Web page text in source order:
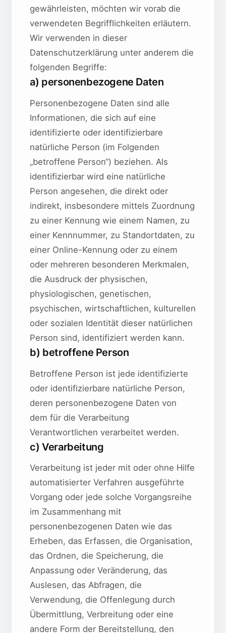
gewährleisten, möchten wir vorab die
verwendeten Begrifflichkeiten erläutern.
Wir verwenden in dieser
Datenschutzerklärung unter anderem die
folgenden Begriffe:
a) personenbezogene Daten
Personenbezogene Daten sind alle
Informationen, die sich auf eine
identifizierte oder identifizierbare
natürliche Person (im Folgenden
„betroffene Person“) beziehen. Als
identifizierbar wird eine natürliche
Person angesehen, die direkt oder
indirekt, insbesondere mittels Zuordnung
zu einer Kennung wie einem Namen, zu
einer Kennnummer, zu Standortdaten, zu
einer Online-Kennung oder zu einem
oder mehreren besonderen Merkmalen,
die Ausdruck der physischen,
physiologischen, genetischen,
psychischen, wirtschaftlichen, kulturellen
oder sozialen Identität dieser natürlichen
Person sind, identifiziert werden kann.
b) betroffene Person
Betroffene Person ist jede identifizierte
oder identifizierbare natürliche Person,
deren personenbezogene Daten von
dem für die Verarbeitung
Verantwortlichen verarbeitet werden.
c) Verarbeitung
Verarbeitung ist jeder mit oder ohne Hilfe
automatisierter Verfahren ausgeführte
Vorgang oder jede solche Vorgangsreihe
im Zusammenhang mit
personenbezogenen Daten wie das
Erheben, das Erfassen, die Organisation,
das Ordnen, die Speicherung, die
Anpassung oder Veränderung, das
Auslesen, das Abfragen, die
Verwendung, die Offenlegung durch
Übermittlung, Verbreitung oder eine
andere Form der Bereitstellung, den